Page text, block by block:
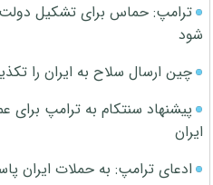
ترامپ: حماس برای تشکیل
شود
چین ارسال سلاح به ایران را
پیشنهاد سنتکام به ترامپ برای
ایران
ادعای ترامپ: به حملات ایران